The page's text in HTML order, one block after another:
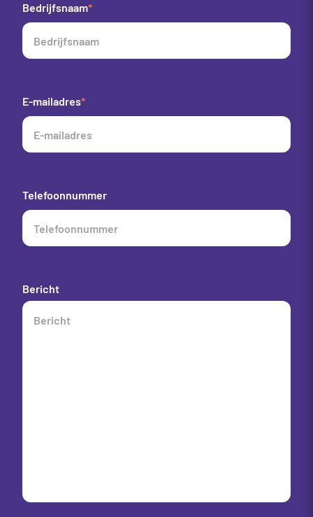
Bedrijfsnaam*
E-mailadres*
Telefoonnummer
Bericht